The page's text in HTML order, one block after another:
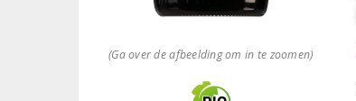
(Ga over de afbeelding om in te zoomen)